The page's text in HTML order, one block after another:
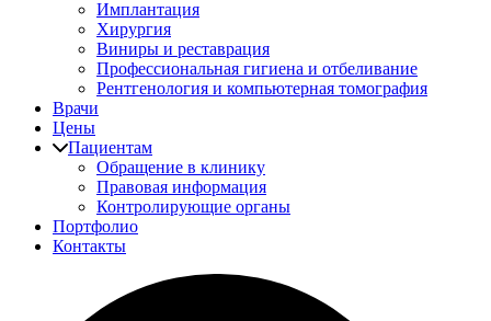
Имплантация
Хирургия
Виниры и реставрация
Профессиональная гигиена и отбеливание
Рентгенология и компьютерная томография
Врачи
Цены
Пациентам
Обращение в клинику
Правовая информация
Контролирующие органы
Портфолио
Контакты